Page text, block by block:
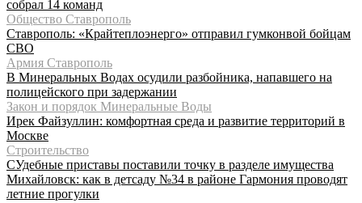
собрал 14 команд
Общество Ставрополь
Ставрополь: «Крайтеплоэнерго» отправил гумконвой бойцам
СВО
Армия Ставрополь
В Минеральных Водах осудили разбойника, напавшего на
полицейского при задержании
Закон и порядок Минеральные Воды
Ирек Файзуллин: комфортная среда и развитие территорий в
Москве
Строительство
СУдебные приставы поставили точку в разделе имущества
Михайловск: как в детсаду №34 в районе Гармония проводят
летние прогулки